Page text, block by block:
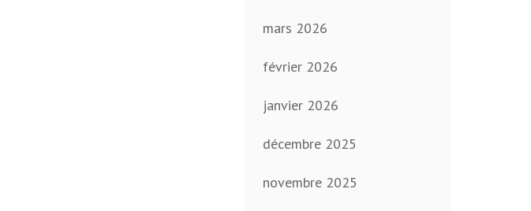
mars 2026
février 2026
janvier 2026
décembre 2025
novembre 2025